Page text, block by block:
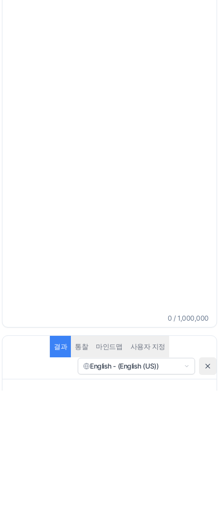
0 / 1,000,000
결과 통찰 마인드맵 사용자 지정
English - (English (US))